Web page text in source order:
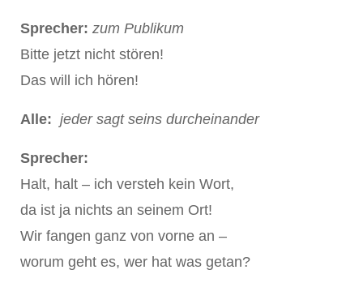
Sprecher: zum Publikum
Bitte jetzt nicht stören!
Das will ich hören!
Alle: jeder sagt seins durcheinander
Sprecher:
Halt, halt – ich versteh kein Wort,
da ist ja nichts an seinem Ort!
Wir fangen ganz von vorne an –
worum geht es, wer hat was getan?